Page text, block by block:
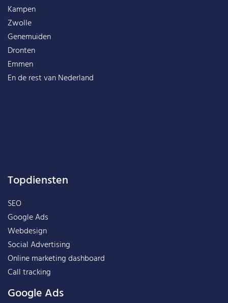
Kampen
Zwolle
Genemuiden
Dronten
Emmen
En de rest vanNederland
Topdiensten
SEO
Google Ads
Webdesign
Social Advertising
Online marketing dashboard
Call tracking
Google Ads